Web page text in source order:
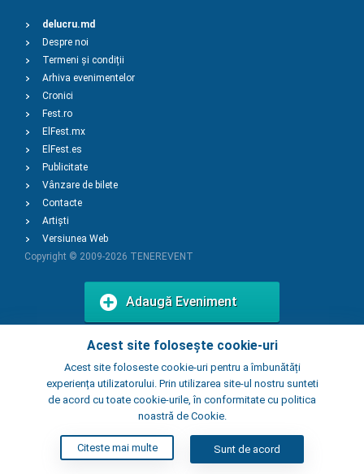
Acest site folosește cookie-uri
Acest site foloseste cookie-uri pentru a îmbunătăți
experiența utilizatorului. Prin utilizarea site-ul nostru sunteti
de acord cu toate cookie-urile, în conformitate cu politica
noastră de Cookie.
Citeste mai multe Sunt de acord
delucru.md
Despre noi
Termeni și condiții
Arhiva evenimentelor
Cronici
Fest.ro
ElFest.mx
ElFest.es
Publicitate
Vânzare de bilete
Contacte
Artiști
Versiunea Web
Copyright © 2009-2026 TENEREVENT
Adaugă Eveniment
Adaugă Local